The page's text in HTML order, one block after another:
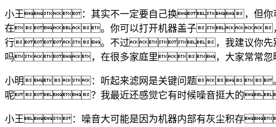
小王：其实不一定要自己换，但你
在。你可以打开机器盖子，看
行。不过，我建议你先别
吗，在很多家庭里，大家常常
小明：听起来滤网是关键问题
呢？我最近还感觉它有时候噪音挺大的
小王：噪音大可能是因为机器内部有灰尘积存